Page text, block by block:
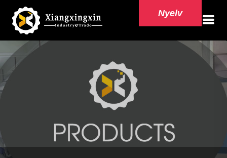
Nyelv